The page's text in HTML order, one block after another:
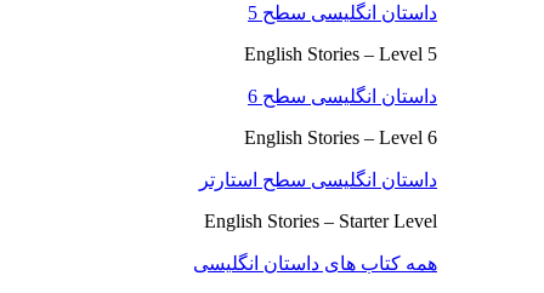
داستان انگلیسی سطح 5
English Stories – Level 5
داستان انگلیسی سطح 6
English Stories – Level 6
داستان انگلیسی سطح استارتر
English Stories – Starter Level
همه کتاب های داستان انگلیسی